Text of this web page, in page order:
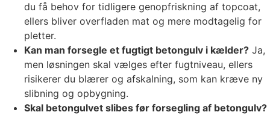
du få behov for tidligere genopfriskning af topcoat,
ellers bliver overfladen mat og mere modtagelig for
pletter.
Kan man forsegle et fugtigt betongulv i kælder? Ja,
men løsningen skal vælges efter fugtniveau, ellers
risikerer du blærer og afskalning, som kan kræve ny
slibning og opbygning.
Skal betongulvet slibes før forsegling af betongulv?